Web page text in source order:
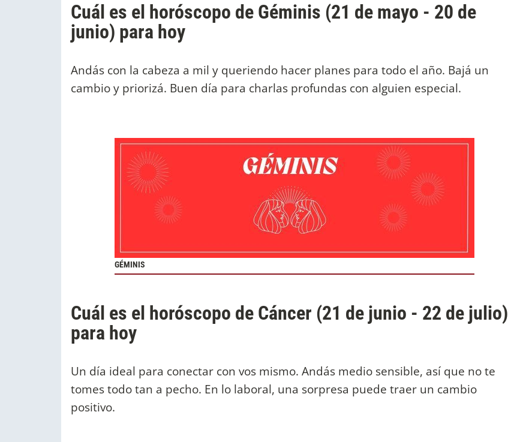
Cuál es el horóscopo de Géminis (21 de mayo - 20 de
junio) para hoy
Andás con la cabeza a mil y queriendo hacer planes para todo el año. Bajá un
cambio y priorizá. Buen día para charlas profundas con alguien especial.
GÉMINIS
Cuál es el horóscopo de Cáncer (21 de junio - 22 de julio)
para hoy
Un día ideal para conectar con vos mismo. Andás medio sensible, así que no te
tomes todo tan a pecho. En lo laboral, una sorpresa puede traer un cambio
positivo.